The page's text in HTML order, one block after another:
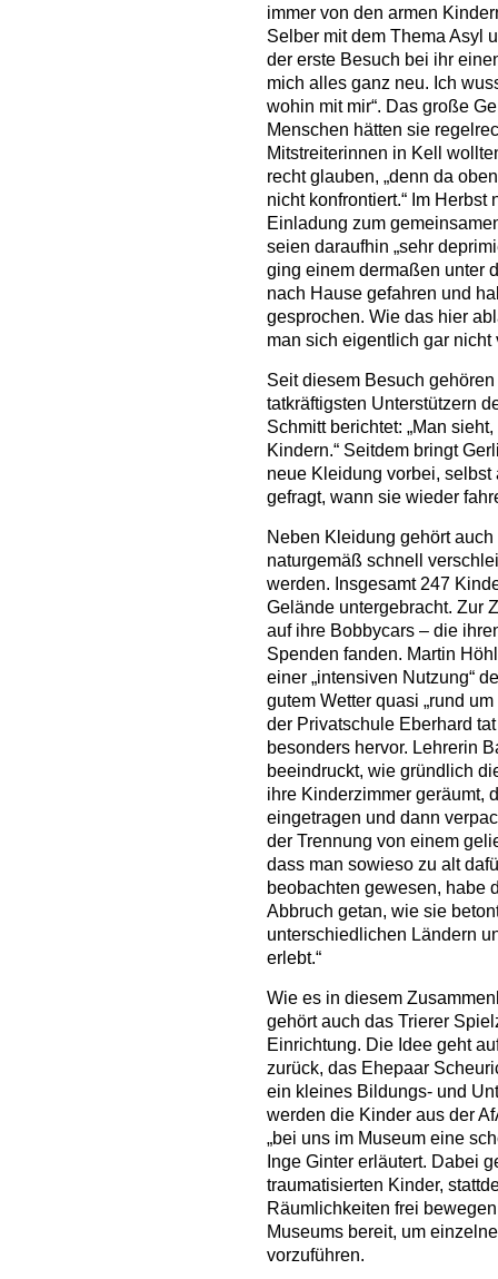
immer von den armen
Selber mit dem Thema Asyl
der erste Besuch bei ihr
mich alles ganz neu. Ich
wohin mit mir“. Das große
Menschen hätten sie
Mitstreiterinnen in Kell
recht glauben, „denn da
nicht konfrontiert.“ Im
Einladung zum
seien daraufhin „sehr
ging einem dermaßen unter
nach Hause gefahren und
gesprochen. Wie das hier
man sich eigentlich gar nicht
Seit diesem Besuch
tatkräftigsten Unterstützern
Schmitt berichtet: „Man
Kindern.“ Seitdem bringt
neue Kleidung vorbei,
gefragt, wann sie wieder
Neben Kleidung gehört
naturgemäß schnell
werden. Insgesamt 247
Gelände untergebracht. Zur
auf ihre Bobbycars – die
Spenden fanden. Martin
einer „intensiven Nutzung“
gutem Wetter quasi „rund
der Privatschule Eberhard
besonders hervor. Lehrerin
beeindruckt, wie gründlich
ihre Kinderzimmer geräumt,
eingetragen und dann
der Trennung von einem
dass man sowieso zu alt
beobachten gewesen, habe
Abbruch getan, wie sie
unterschiedlichen Ländern
erlebt.“
Wie es in diesem
gehört auch das Trierer
Einrichtung. Die Idee geht
zurück, das Ehepaar
ein kleines Bildungs- und
werden die Kinder aus der
„bei uns im Museum eine
Inge Ginter erläutert. Dabei
traumatisierten Kinder,
Räumlichkeiten frei
Museums bereit, um
vorzuführen.